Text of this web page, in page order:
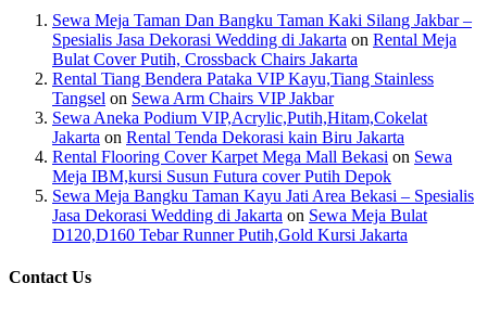
Sewa Meja Taman Dan Bangku Taman Kaki Silang Jakbar –
Spesialis Jasa Dekorasi Wedding di Jakarta on Rental Meja
Bulat Cover Putih, Crossback Chairs Jakarta
Rental Tiang Bendera Pataka VIP Kayu,Tiang Stainless
Tangsel on Sewa Arm Chairs VIP Jakbar
Sewa Aneka Podium VIP,Acrylic,Putih,Hitam,Cokelat
Jakarta on Rental Tenda Dekorasi kain Biru Jakarta
Rental Flooring Cover Karpet Mega Mall Bekasi on Sewa
Meja IBM,kursi Susun Futura cover Putih Depok
Sewa Meja Bangku Taman Kayu Jati Area Bekasi – Spesialis
Jasa Dekorasi Wedding di Jakarta on Sewa Meja Bulat
D120,D160 Tebar Runner Putih,Gold Kursi Jakarta
Contact Us